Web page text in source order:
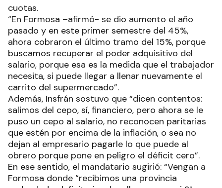
cuotas.
“En Formosa –afirmó- se dio aumento el año
pasado y en este primer semestre del 45%,
ahora cobraron el último tramo del 15%, porque
buscamos recuperar el poder adquisitivo del
salario, porque esa es la medida que el trabajador
necesita, si puede llegar a llenar nuevamente el
carrito del supermercado”.
Además, Insfrán sostuvo que “dicen contentos:
salimos del cepo, sí, financiero, pero ahora se le
puso un cepo al salario, no reconocen paritarias
que estén por encima de la inflación, o sea no
dejan al empresario pagarle lo que puede al
obrero porque pone en peligro el déficit cero”.
En ese sentido, el mandatario sugirió: “Vengan a
Formosa donde “recibimos una provincia